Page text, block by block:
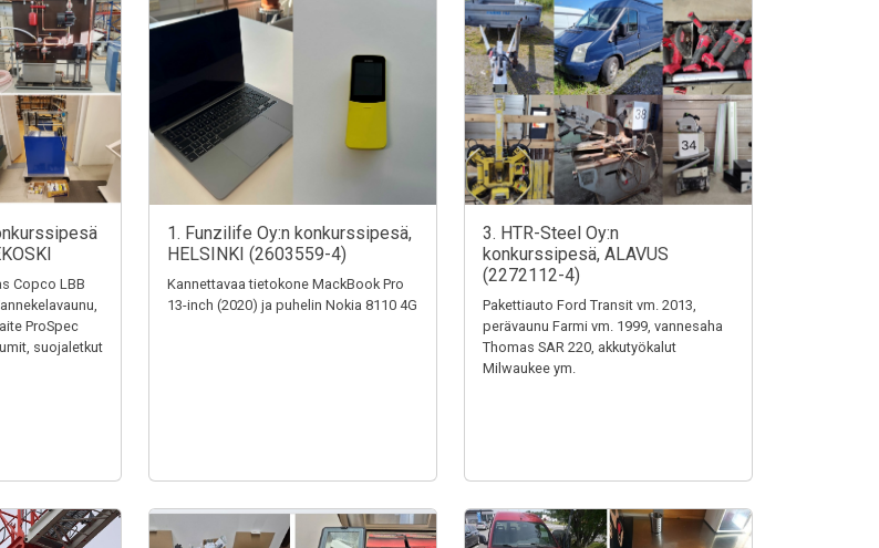
Copco LBB
ProSpec
suojaletkut
1. Funzilife Oy:n konkurssipesä,
HELSINKI (2603559-4)
Kannettavaa tietokone MackBook Pro
13-inch (2020) ja puhelin Nokia 8110 4G
3. HTR-Steel Oy:n
konkurssipesä, ALAVUS
(2272112-4)
Pakettiauto Ford Transit vm. 2013,
perävaunu Farmi vm. 1999, vannesaha
Thomas SAR 220, akkutyökalut
Milwaukee ym.